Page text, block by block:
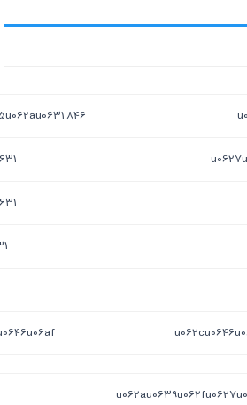
846 u00d7 898 u00d7 600 u0645u06ccu0644u06cc u0645u062au0631